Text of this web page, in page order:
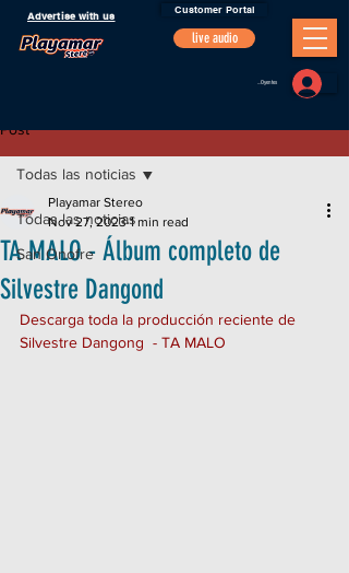
Advertise with us
live audio
Portal Oyentes
Customer Portal
Post
Todas las noticias
San Onofre
Todas las noticias
TA MALO - Álbum completo de
Silvestre Dangond
Playamar Stereo
Nov 27, 2023 1 min read
Descarga toda la producción reciente de
Silvestre Dangong  - TA MALO